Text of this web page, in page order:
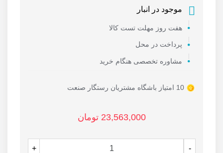
برای اطلاعات بیشتر از
موجود در انبار
هفت روز مهلت تست کالا
پرداخت در محل
مشاوره تخصصی هنگام خرید
23,563,000 تومان
-
+